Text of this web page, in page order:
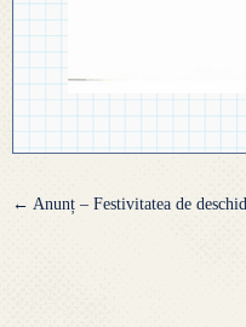
Navigare
← Anunț – Festivitatea de